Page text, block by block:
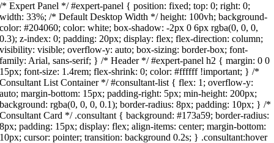
/* Expert Panel */ #expert-panel { position: fixed; top: 0; right: 0;
width: 33%; /* Default Desktop Width */ height: 100vh; background-
color: #204060; color: white; box-shadow: -2px 0 6px rgba(0, 0, 0,
0.3); z-index: 0; padding: 20px; display: flex; flex-direction: column;
visibility: visible; overflow-y: auto; box-sizing: border-box; font-
family: Arial, sans-serif; } /* Header */ #expert-panel h2 { margin: 0 0
15px; font-size: 1.4rem; flex-shrink: 0; color: #ffffff !important; } /*
Consultant List Container */ #consultant-list { flex: 1; overflow-y:
auto; margin-bottom: 15px; padding-right: 5px; min-height: 200px;
background: rgba(0, 0, 0, 0.1); border-radius: 8px; padding: 10px; } /*
Consultant Card */ .consultant { background: #173a59; border-radius:
8px; padding: 15px; display: flex; align-items: center; margin-bottom:
10px; cursor: pointer; transition: background 0.2s; } .consultant:hover